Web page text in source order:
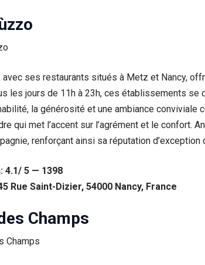
ses restaurants situés à Metz et Nancy,
les jours de 11h à 23h, ces établissements se
la générosité et une ambiance
qui met l’accent sur l’agrément et le confort.
renforçant ainsi sa réputation
4.1/ 5 — 1398
Rue Saint-Dizier, 54000 Nancy, France
Champs